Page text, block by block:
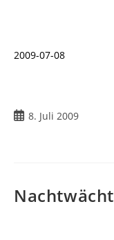
2009-07-08
Beitrag
8. Juli 2009